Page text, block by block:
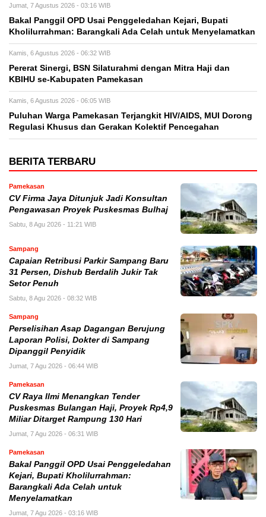
Jumat, 7 Agustus 2026 - 03:16 WIB
Bakal Panggil OPD Usai Penggeledahan Kejari, Bupati
Kholilurrahman: Barangkali Ada Celah untuk Menyelamatkan
Kamis, 6 Agustus 2026 - 06:32 WIB
Pererat Sinergi, BSN Silaturahmi dengan Mitra Haji dan
KBIHU se-Kabupaten Pamekasan
Kamis, 6 Agustus 2026 - 06:05 WIB
Puluhan Warga Pamekasan Terjangkit HIV/AIDS, MUI Dorong
Regulasi Khusus dan Gerakan Kolektif Pencegahan
BERITA TERBARU
Pamekasan
CV Firma Jaya Ditunjuk Jadi Konsultan
Pengawasan Proyek Puskesmas Bulhaj
Sabtu, 8 Agu 2026 - 11:21 WIB
Sampang
Capaian Retribusi Parkir Sampang Baru
31 Persen, Dishub Berdalih Jukir Tak
Setor Penuh
Sabtu, 8 Agu 2026 - 08:32 WIB
Sampang
Perselisihan Asap Dagangan Berujung
Laporan Polisi, Dokter di Sampang
Dipanggil Penyidik
Jumat, 7 Agu 2026 - 06:44 WIB
Pamekasan
CV Raya Ilmi Menangkan Tender
Puskesmas Bulangan Haji, Proyek Rp4,9
Miliar Ditarget Rampung 130 Hari
Jumat, 7 Agu 2026 - 06:31 WIB
Pamekasan
Bakal Panggil OPD Usai Penggeledahan
Kejari, Bupati Kholilurrahman:
Barangkali Ada Celah untuk
Menyelamatkan
Jumat, 7 Agu 2026 - 03:16 WIB